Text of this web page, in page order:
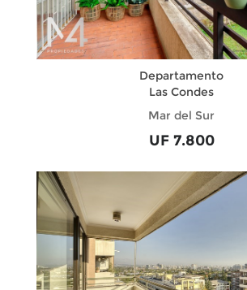
Departamento
Las Condes
Mar del Sur
UF 7.800